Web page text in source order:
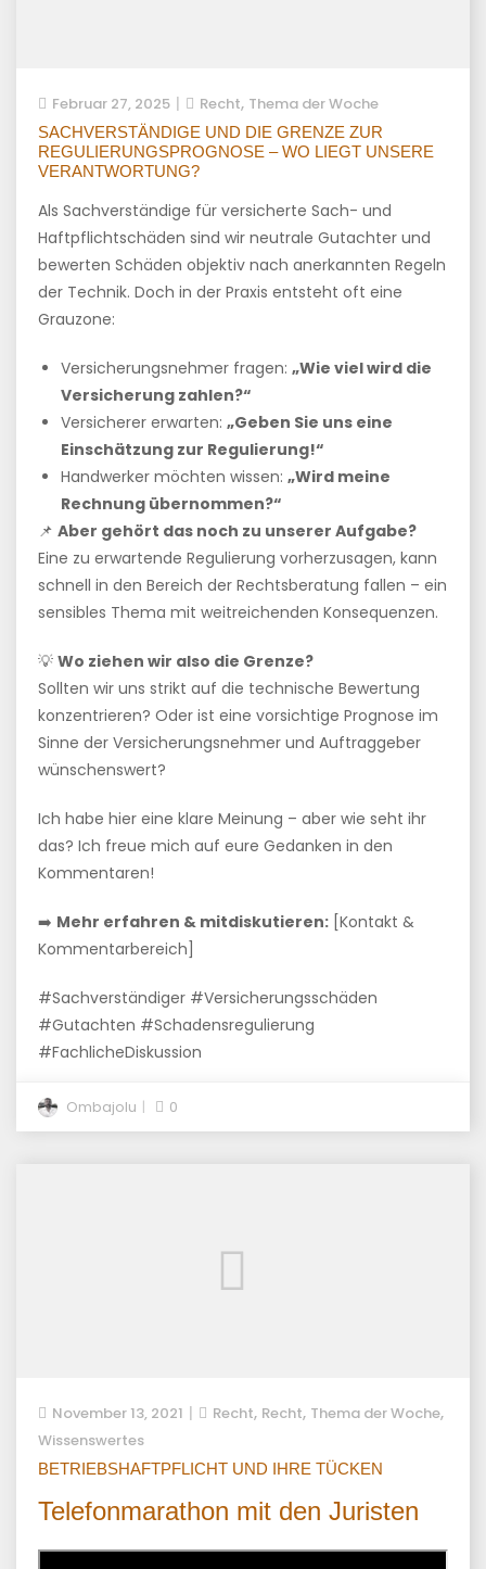
Februar 27, 2025 Recht, Thema der Woche
SACHVERSTÄNDIGE UND DIE GRENZE ZUR
REGULIERUNGSPROGNOSE – WO LIEGT UNSERE
VERANTWORTUNG?
Als Sachverständige für versicherte Sach- und
Haftpflichtschäden sind wir neutrale Gutachter und
bewerten Schäden objektiv nach anerkannten Regeln
der Technik. Doch in der Praxis entsteht oft eine
Grauzone:
Versicherungsnehmer fragen: „Wie viel wird die
Versicherung zahlen?“
Versicherer erwarten: „Geben Sie uns eine
Einschätzung zur Regulierung!“
Handwerker möchten wissen: „Wird meine
Rechnung übernommen?“
📌 Aber gehört das noch zu unserer Aufgabe?
Eine zu erwartende Regulierung vorherzusagen, kann
schnell in den Bereich der Rechtsberatung fallen – ein
sensibles Thema mit weitreichenden Konsequenzen.
💡 Wo ziehen wir also die Grenze?
Sollten wir uns strikt auf die technische Bewertung
konzentrieren? Oder ist eine vorsichtige Prognose im
Sinne der Versicherungsnehmer und Auftraggeber
wünschenswert?
Ich habe hier eine klare Meinung – aber wie seht ihr
das? Ich freue mich auf eure Gedanken in den
Kommentaren!
➡️ Mehr erfahren & mitdiskutieren: [Kontakt &
Kommentarbereich]
#Sachverständiger #Versicherungsschäden
#Gutachten #Schadensregulierung
#FachlicheDiskussion
Ombajolu 0
November 13, 2021 Recht, Recht, Thema der Woche,
Wissenswertes
BETRIEBSHAFTPFLICHT UND IHRE TÜCKEN
Telefonmarathon mit den Juristen